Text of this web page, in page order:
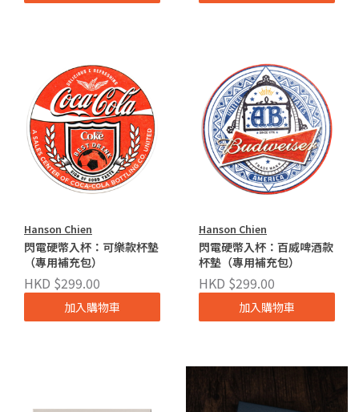
Hanson Chien
閃電硬幣入杯：可樂款杯墊
（專用補充包）
HKD $299.00
加入購物車
Hanson Chien
閃電硬幣入杯：百威啤酒款
杯墊（專用補充包）
HKD $299.00
加入購物車